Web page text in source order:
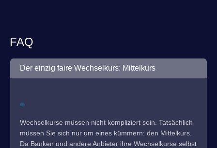
FAQ
Der einzig faire Wechselkurs: Mittelkurs
Wechselkurse müssen nicht kompliziert sein. Tatsächlich
müssen Sie sich nur um eines kümmern: den Mittelkurs.
Da Banken und andere Anbieter ihre Wechselkurse selbst